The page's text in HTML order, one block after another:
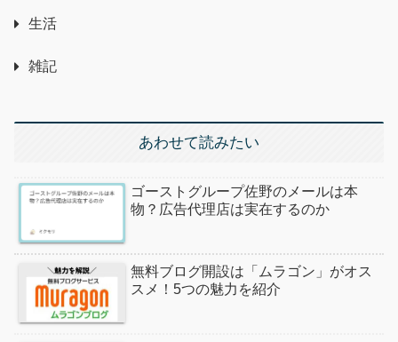
生活
雑記
あわせて読みたい
ゴーストグループ佐野のメールは本
物？広告代理店は実在するのか
無料ブログ開設は「ムラゴン」がオス
スメ！5つの魅力を紹介